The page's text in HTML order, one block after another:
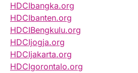
HDCIbangka.org
HDCIbanten.org
HDCIBengkulu.org
HDCIjogja.org
HDCIjakarta.org
HDCIgorontalo.org